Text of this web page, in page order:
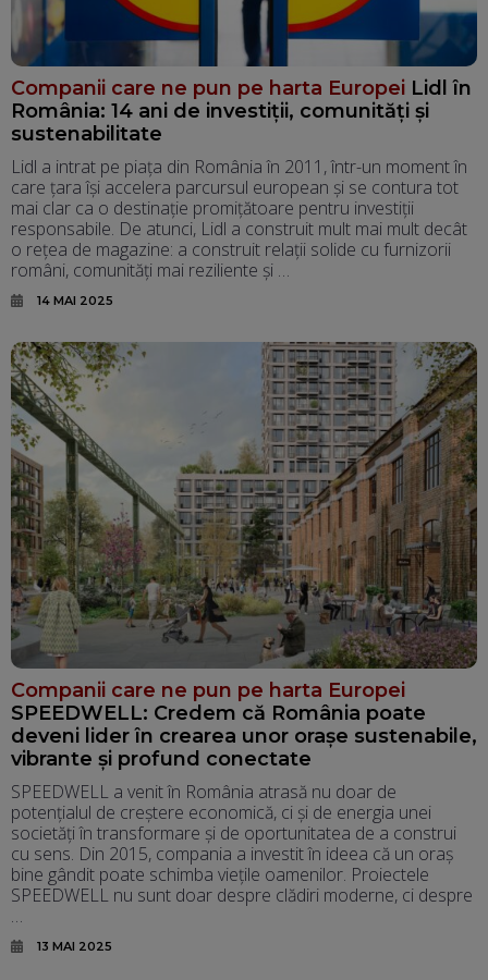
Companii care ne pun pe harta Europei Lidl în
România: 14 ani de investiții, comunități și
sustenabilitate
Lidl a intrat pe piața din România în 2011, într-un moment în
care țara își accelera parcursul european și se contura tot
mai clar ca o destinație promițătoare pentru investiții
responsabile. De atunci, Lidl a construit mult mai mult decât
o rețea de magazine: a construit relații solide cu furnizorii
români, comunități mai reziliente și …
14 MAI 2025
Companii care ne pun pe harta Europei
SPEEDWELL: Credem că România poate
deveni lider în crearea unor orașe sustenabile,
vibrante și profund conectate
SPEEDWELL a venit în România atrasă nu doar de
potențialul de creștere economică, ci și de energia unei
societăți în transformare și de oportunitatea de a construi
cu sens. Din 2015, compania a investit în ideea că un oraș
bine gândit poate schimba viețile oamenilor. Proiectele
SPEEDWELL nu sunt doar despre clădiri moderne, ci despre
…
13 MAI 2025